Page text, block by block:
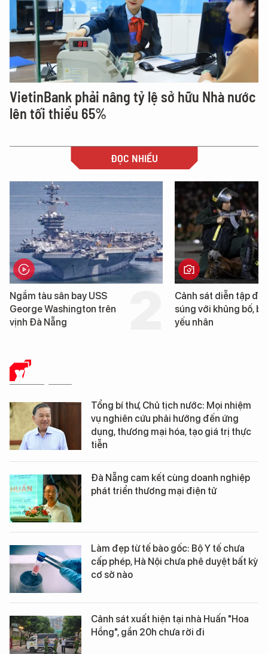
VietinBank phải nâng tỷ lệ sở hữu Nhà nước
lên tối thiểu 65%
ĐỌC NHIỀU
Cảnh sát diễn tập đấu
súng với khủng bố, bảo vệ
yếu nhân
Cận cảnh chiến
tống tàu sân
George
XÃ HỘI SỐ
Tổng bí thư, Chủ tịch nước: Mọi nhiệm
vụ nghiên cứu phải hướng đến ứng
dụng, thương mại hóa, tạo giá trị thực
tiễn
Đà Nẵng cam kết cùng doanh nghiệp
phát triển thương mại điện tử
Làm đẹp từ tế bào gốc: Bộ Y tế chưa
cấp phép, Hà Nội chưa phê duyệt bất kỳ
cơ sở nào
Cảnh sát xuất hiện tại nhà Huấn "Hoa
Hồng", gần 20h chưa rời đi